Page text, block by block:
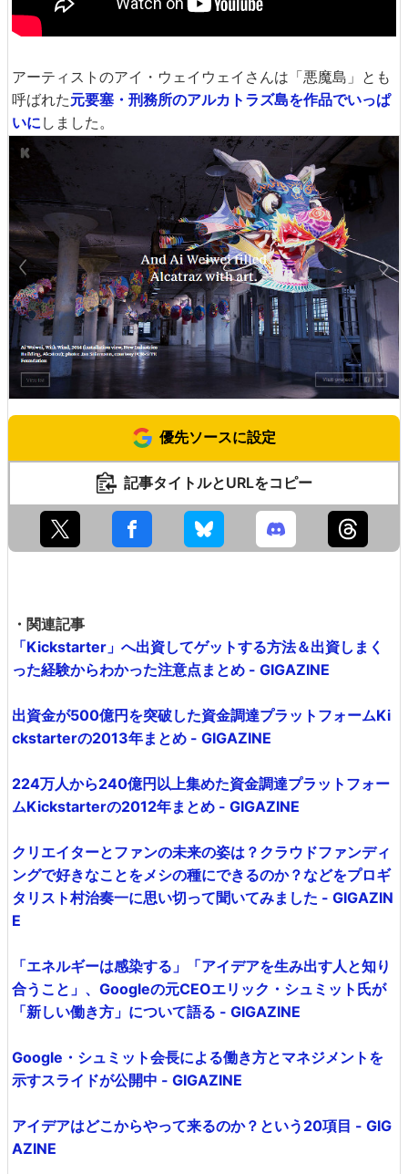
アーティストのアイ・ウェイウェイさんは「悪魔島」とも
呼ばれた元要塞・刑務所のアルカトラズ島を作品でいっぱ
いに しました。
優先ソースに設定
記事タイトルとURLをコピー
・関連記事
「Kickstarter」へ出資してゲットする方法＆出資しまく
った経験からわかった注意点まとめ - GIGAZINE
出資金が500億円を突破した資金調達プラットフォームKi
ckstarterの2013年まとめ - GIGAZINE
224万人から240億円以上集めた資金調達プラットフォー
ムKickstarterの2012年まとめ - GIGAZINE
クリエイターとファンの未来の姿は？クラウドファンディ
ングで好きなことをメシの種にできるのか？などをプロギ
タリスト村治奏一に思い切って聞いてみました - GIGAZIN
E
「エネルギーは感染する」「アイデアを生み出す人と知り
合うこと」、Googleの元CEOエリック・シュミット氏が
「新しい働き方」について語る - GIGAZINE
Google・シュミット会長による働き方とマネジメントを
示すスライドが公開中 - GIGAZINE
アイデアはどこからやって来るのか？という20項目 - GIG
AZINE